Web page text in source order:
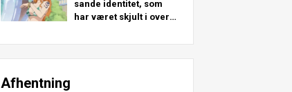
sande identitet, som
har været skjult i over
Afhentning